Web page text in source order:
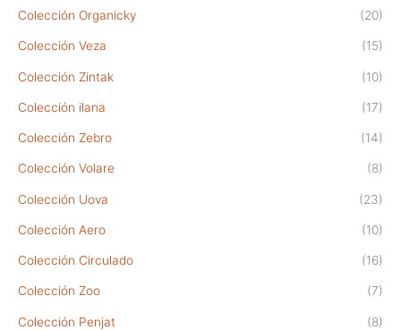
Colección Organicky (20)
Colección Veza (15)
Colección Zintak (10)
Colección ilana (17)
Colección Zebro (14)
Colección Volare (8)
Colección Uova (23)
Colección Aero (10)
Colección Circulado (16)
Colección Zoo (7)
Colección Penjat (8)